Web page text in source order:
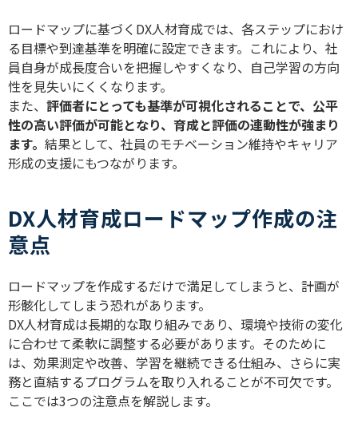
ロードマップに基づく DX人材育成では、各ステップにおけ
る目標や到達基準を明確に設定できます。これにより、社
員自身が成長度合いを把握しやすくなり、自己学習の方向
性を見失いにくくなります。
また、 評価者にとっても基準が可視化されることで、公平
性の高い評価が可能となり、育成と評価の連動性が強まり
ます。 結果として、社員のモチベーション維持やキャリア
形成の支援にもつながります。
DX人材育成ロードマップ作成の注
意点
ロードマップを作成するだけで満足してしまうと、計画が
形骸化してしまう恐れがあります。
DX人材育成は長期的な取り組みであり、環境や技術の変化
に合わせて柔軟に調整する必要があります。そのために
は、効果測定や改善、学習を継続できる仕組み、さらに実
務と直結するプログラムを取り入れることが不可欠です。
ここでは3つの注意点を解説します。